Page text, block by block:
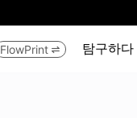
FlowPrint  탐구하다